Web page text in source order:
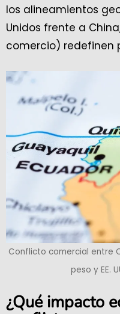
los alineamientos
Unidos frente a
comercio) redefinen
Conflicto comercial entre
peso y EE.
¿Qué impacto